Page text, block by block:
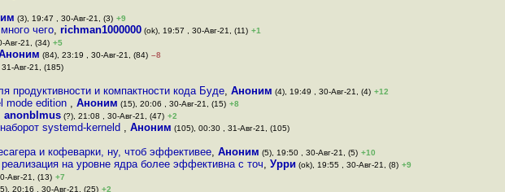
(3), 19:47 , 30-Авг-21, (3) +9
чего, richman1000000 (ok), 19:57 , 30-Авг-21, (11) +1
Авг-21, (34) +5
(84), 23:19 , 30-Авг-21, (84) –8
Авг-21, (185)
продуктивности и компактности кода Буде, Аноним (4), 19:49 , 30-Авг-21, (4) +12
mode edition , Аноним (15), 20:06 , 30-Авг-21, (15) +8
anonblmus (?), 21:08 , 30-Авг-21, (47) +2
systemd-kerneld , Аноним (105), 00:30 , 31-Авг-21, (105)
и кофеварки, ну, чтоб эффективее, Аноним (5), 19:50 , 30-Авг-21, (5) +10
на уровне ядра более эффективна с точ, Урри (ok), 19:55 , 30-Авг-21, (8) +9
Авг-21, (13) +7
20:16 , 30-Авг-21, (25) +2